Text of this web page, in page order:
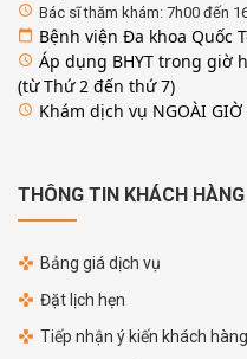
access_time Bác sĩ thăm khám: 7h00 đến
calendar_today Bệnh viện Đa khoa Quốc
access_time Áp dụng BHYT trong giờ
(từ Thứ 2 đến thứ 7)
access_time Khám dịch vụ NGOÀI
THÔNG TIN KHÁCH HÀNG
Bảng giá dịch vụ
Đặt lịch hẹn
Tiếp nhận ý kiến khách hàng